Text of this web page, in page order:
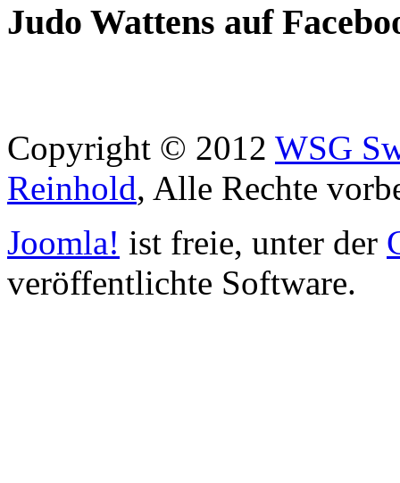
Judo Wattens auf
Copyright © 2012 WSG
Reinhold, Alle Rechte
Joomla! ist freie, unter der
veröffentlichte Software.